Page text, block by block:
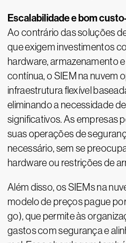
Escalabilidade e bom
Ao contrário das soluções
que exigem investimentos
hardware, armazenamento
contínua, o SIEM na nuvem
infraestrutura flexível
eliminando a necessidade
significativos. As empresas
suas operações de
necessário, sem se
hardware ou restrições de
Além disso, os SIEMs na
modelo de preços pague
go), que permite às
gastos com segurança e